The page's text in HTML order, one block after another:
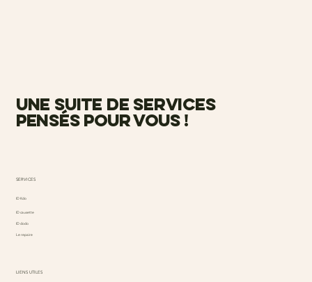
une suite de services
pensés pour vous !
SERVICES
ID Kdo
ID causette
ID dodo
Le repaire
LIENS UTILES